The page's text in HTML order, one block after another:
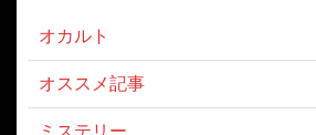
オカルト
オススメ記事
ミステリー